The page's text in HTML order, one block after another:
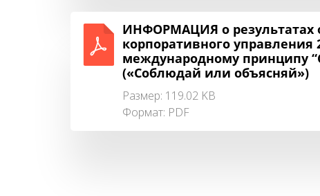
ИНФОРМАЦИЯ о результатах
корпоративного управления
международному принципу
(«Соблюдай или объясняй»)
Размер: 119.02 KB
Формат: PDF